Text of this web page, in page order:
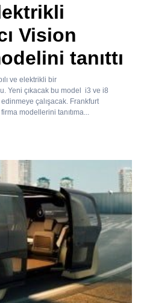
Vision
tanıttı
ve elektrikli bir
Yeni çıkacak bu model i3 ve i8
çalışacak. Frankfurt
modellerini tanıtıma...